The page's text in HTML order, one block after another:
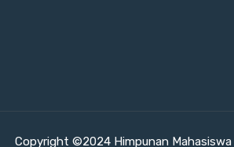
Copyright ©2024 Himpunan Mahasiswa